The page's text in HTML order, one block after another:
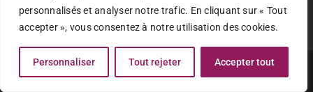
personnalisés et analyser notre trafic. En cliquant sur « Tout
accepter », vous consentez à notre utilisation des cookies.
Personnaliser Tout rejeter Accepter tout